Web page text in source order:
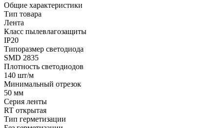
Общие характеристики
Тип товара
Лента
Класс пылевлагозащиты
IP20
Типоразмер светодиода
SMD 2835
Плотность светодиодов
140 шт/м
Минимальный отрезок
50 мм
Серия ленты
RT открытая
Тип герметизации